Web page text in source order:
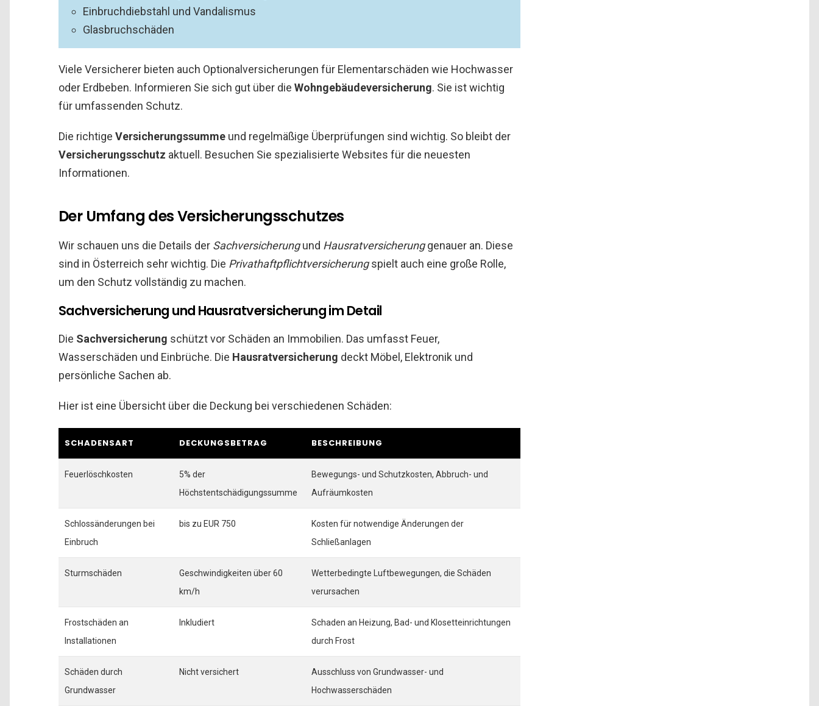
Einbruchdiebstahl und Vandalismus
Glasbruchschäden
Viele Versicherer bieten auch Optionalversicherungen für Elementarschäden wie Hochwasser
oder Erdbeben. Informieren Sie sich gut über die Wohngebäudeversicherung. Sie ist wichtig
für umfassenden Schutz.
Die richtige Versicherungssumme und regelmäßige Überprüfungen sind wichtig. So bleibt der
Versicherungsschutz aktuell. Besuchen Sie spezialisierte Websites für die neuesten
Informationen.
Der Umfang des Versicherungsschutzes
Wir schauen uns die Details der Sachversicherungund Hausratversicherunggenauer an. Diese
sind in Österreich sehr wichtig. Die Privathaftpflichtversicherungspielt auch eine große Rolle,
um den Schutz vollständig zu machen.
Sachversicherung und Hausratversicherung im Detail
Die Sachversicherung schützt vor Schäden an Immobilien. Das umfasst Feuer,
Wasserschäden und Einbrüche. Die Hausratversicherung deckt Möbel, Elektronik und
persönliche Sachen ab.
Hier ist eine Übersicht über die Deckung bei verschiedenen Schäden:
SCHADENSART DECKUNGSBETRAG BESCHREIBUNG
Feuerlöschkosten
5% der
Höchstentschädigungssumme
Bewegungs- und Schutzkosten, Abbruch- und
Aufräumkosten
Schlossänderungen bei
Einbruch
bis zu EUR 750
Kosten für notwendige Änderungen der
Schließanlagen
Sturmschäden
Geschwindigkeiten über 60
km/h
Wetterbedingte Luftbewegungen, die Schäden
verursachen
Frostschäden an
Installationen
Inkludiert
Schaden an Heizung, Bad- und Klosetteinrichtungen
durch Frost
Schäden durch
Grundwasser
Nicht versichert
Ausschluss von Grundwasser- und
Hochwasserschäden